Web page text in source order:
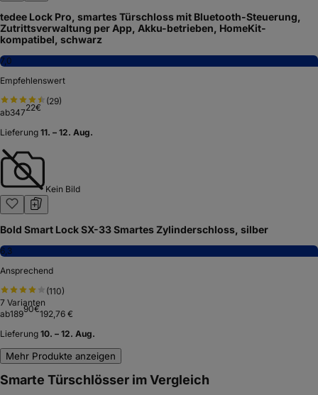
tedee Lock Pro, smartes Türschloss mit Bluetooth-Steuerung,
Zutrittsverwaltung per App, Akku-betrieben, HomeKit-
kompatibel, schwarz
7,0
Empfehlenswert
(29)
ab34722€
Lieferung 11. – 12. Aug.
Kein Bild
Bold Smart Lock SX-33 Smartes Zylinderschloss, silber
6,3
Ansprechend
(110)
7 Varianten
ab18990€192,76 €
Lieferung 10. – 12. Aug.
Mehr Produkte anzeigen
Smarte Türschlösser im Vergleich